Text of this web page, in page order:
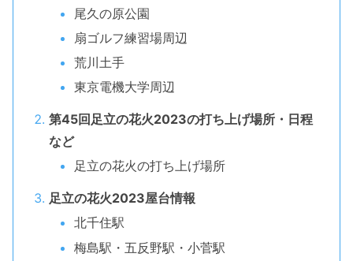
尾久の原公園
扇ゴルフ練習場周辺
荒川土手
東京電機大学周辺
第45回足立の花火2023の打ち上げ場所・日程
など
足立の花火の打ち上げ場所
足立の花火2023屋台情報
北千住駅
梅島駅・五反野駅・小菅駅